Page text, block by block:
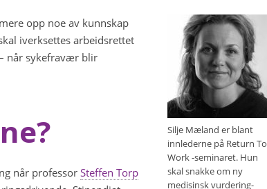
Silje Mæland er blant
innlederne på Return To
Work -seminaret. Hun
skal snakke om ny
medisinsk vurdering-
opp noe av kunnskap
iverksettes arbeidsrettet
når sykefravær blir
når professor Steffen Torp